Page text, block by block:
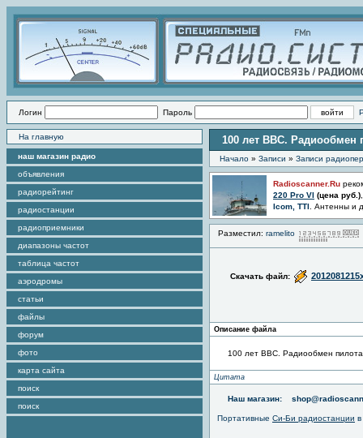
Логин Пароль
На главную
наш магазин радио
объявления
радиорейтинг
радиостанции
радиоприемники
диапазоны частот
таблица частот
аэродромы
статьи
файлы
форум
фото
карта сайта
поиск
поиск
100 лет ВВС. Радиообмен
Начало » Записи » Записи
Radioscanner.Ru
220 Pro VI (цена руб.)
Icom, TTI . Антенны и
Разместил: ramelito
Скачать файл:
Описание файла
100 лет ВВС. Радиообмен
Цитата
Наш магазин:
Портативные Си-Би радиостанции